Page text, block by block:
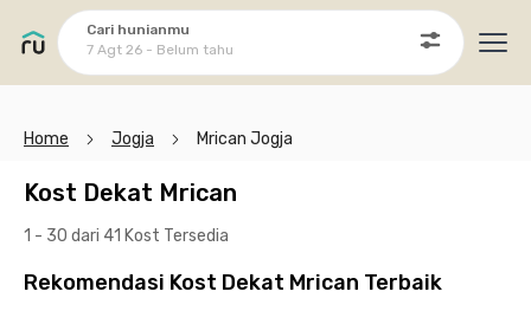
Cari hunianmu
7 Agt 26 - Belum tahu
Home Jogja Mrican Jogja
Kost Dekat Mrican
1 - 30 dari 41 Kost Tersedia
Rekomendasi Kost Dekat Mrican Terbaik